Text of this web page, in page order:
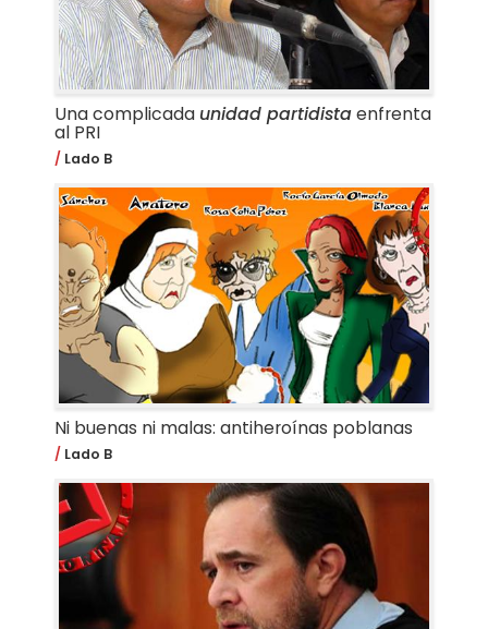
Una complicada unidad partidistaenfrenta
al PRI
Lado B
Ni buenas ni malas: antiheroínas poblanas
Lado B